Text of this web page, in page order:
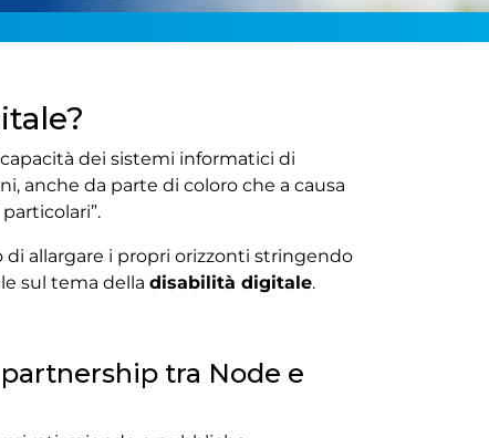
dei sistemi informatici di
anche da parte di coloro che a causa
di allargare i propri orizzonti stringendo
sul tema della disabilità digitale.
tra Node e